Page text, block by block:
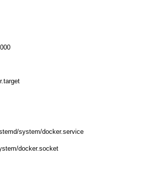
system/docker.service
docker.socket